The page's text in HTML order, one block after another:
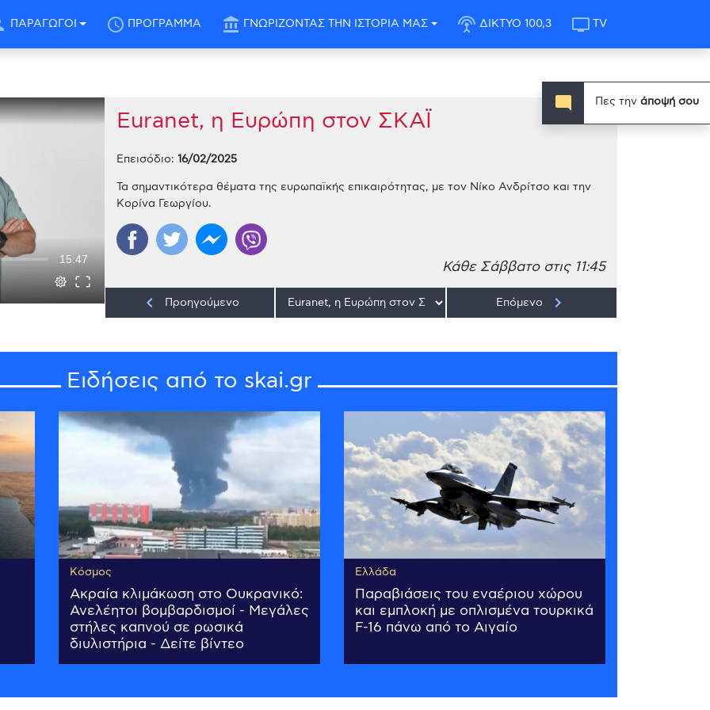
ΠΑΡΑΓΩΓΟΙ schedule ΠΡΟΓΡΑΜΜΑ account_balance ΓΝΩΡΙΖΟΝΤΑΣ ΤΗΝ ΙΣΤΟΡΙΑ ΜΑΣ settings_input_antenna ΔΙΚΤΥΟ 100,3 tv TV
15:47
Euranet, η Ευρώπη στον ΣΚΑΪ
Επεισόδιο: 16/02/2025
Τα σημαντικότερα θέματα της ευρωπαϊκής επικαιρότητας, με τον Νίκο Ανδρίτσο και την
Κορίνα Γεωργίου.
Κάθε Σάββατο στις 11:45
keyboard_arrow_left Προηγούμενο Επόμενο keyboard_arrow_right
Ειδήσεις από το skai.gr
Κόσμος
Ακραία κλιμάκωση στο Ουκρανικό:
Ανελέητοι βομβαρδισμοί - Μεγάλες
στήλες καπνού σε ρωσικά
διυλιστήρια - Δείτε βίντεο
Ελλάδα
Παραβιάσεις του εναέριου χώρου
και εμπλοκή με οπλισμένα τουρκικά
F-16 πάνω από το Αιγαίο
mode_comment Πες την άποψή σου